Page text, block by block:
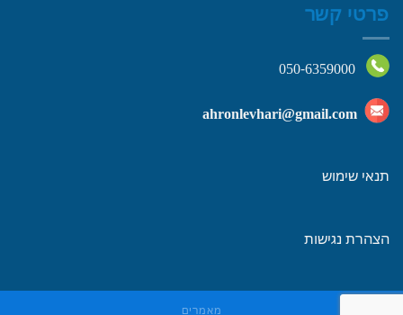
פרטי קשר
050-6359000
ahronlevhari@gmail.com
תנאי שימוש
הצהרת נגישות
מאמרים